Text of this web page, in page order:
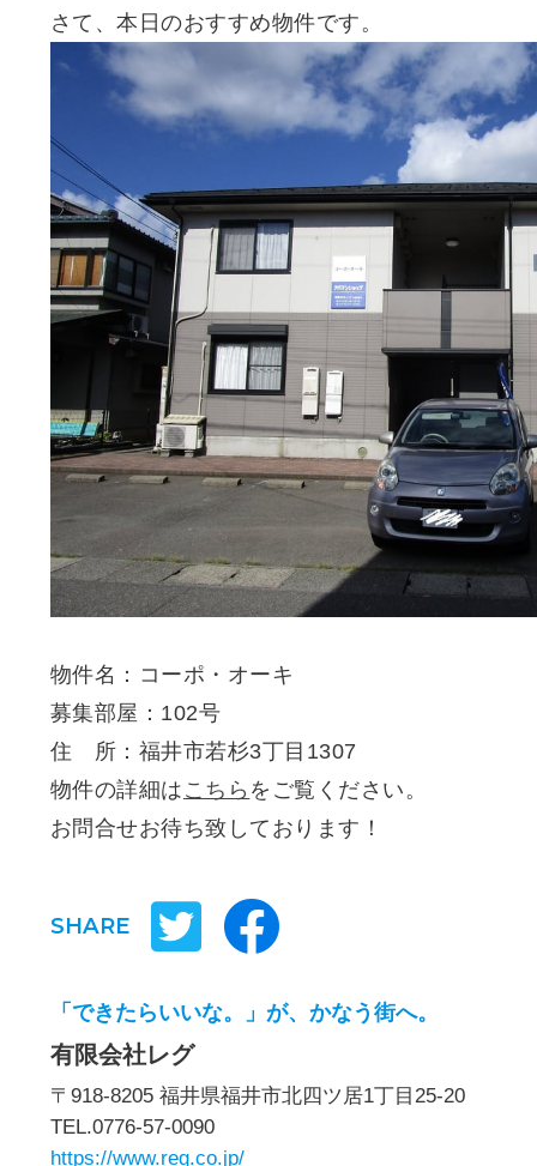
さて、本日のおすすめ物件です。
物件名：コーポ・オーキ
募集部屋：102号
住 所：福井市若杉3丁目1307
物件の詳細は こちら をご覧ください。
お問合せお待ち致しております！
SHARE
「できたらいいな。」が、かなう街へ。
有限会社レグ
〒918-8205 福井県福井市北四ツ居1丁目25-20
TEL.0776-57-0090
https://www.reg.co.jp/